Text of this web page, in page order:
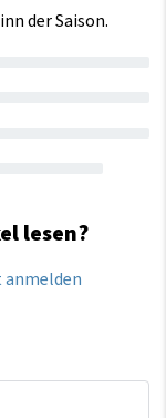
der Saison.
lesen?